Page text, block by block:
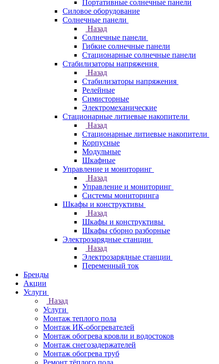
Портативные солнечные панели
Силовое оборудование
Солнечные панели
Назад
Солнечные панели
Гибкие солнечные панели
Стационарные солнечные панели
Стабилизаторы напряжения
Назад
Стабилизаторы напряжения
Релейные
Симисторные
Электромеханические
Стационарные литиевые накопители
Назад
Стационарные литиевые накопители
Корпусные
Модульные
Шкафные
Управление и мониторинг
Назад
Управление и мониторинг
Системы мониторинга
Шкафы и конструктивы
Назад
Шкафы и конструктивы
Шкафы сборно разборные
Электрозарядные станции
Назад
Электрозарядные станции
Переменный ток
Бренды
Акции
Услуги
Назад
Услуги
Монтаж теплого пола
Монтаж ИК-обогревателей
Монтаж обогрева кровли и водостоков
Монтаж снегозадержателей
Монтаж обогрева труб
Ремонт тёплого пола